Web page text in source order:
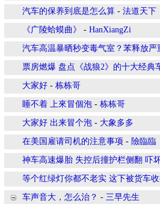
汽车的保养到底是怎么算 - 法道天下
《广陵蛤蟆曲》 - HanXiangZi
汽车高温暴晒秒变毒气室？苯释放严
票房燃爆 盘点《战狼2》的十大经典
大家好 - 栋栋哥
睡不着 上來冒個泡 - 栋栋哥
大家好 出来冒个泡 - 大象多多
在美国雇请司机的注意事项 - 險臨臨
神车高速爆胎 失控后撞护栏侧翻 吓
等个红绿灯你都不老实 这下被货车
车声音大，怎么治？ - 三早先生